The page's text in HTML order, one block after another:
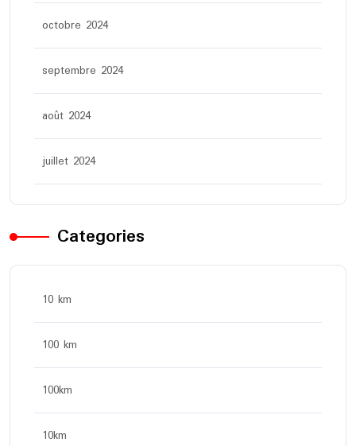
octobre 2024
septembre 2024
août 2024
juillet 2024
Categories
10 km
100 km
100km
10km